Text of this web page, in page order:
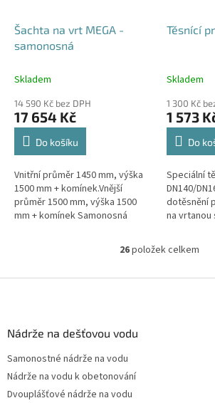
Šachta na vrt MEGA -
samonosná
Skladem
14 590 Kč bez DPH
17 654 Kč
Do košíku
Vnitřní průměr 1450 mm, výška
1500 mm + komínek.Vnější
průměr 1500 mm, výška 1500
mm + komínek Samonosná
obetonování.Volitelné průměry i
Těsnící
Skladem
1 300 Kč
1 573
Do
Speciální
DN140/
dotěsnění
na vrtanou
potrubí
O
l
26položek celkem
Nádrže na dešťovou vodu
Samonostné nádrže na vodu
Nádrže na vodu k obetonování
Dvouplášťové nádrže na vodu